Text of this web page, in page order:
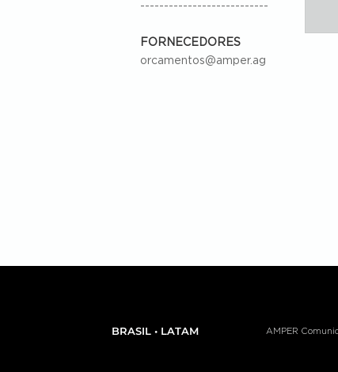
---------------------------
FORNECEDORES
orcamentos@amper.ag
BRASIL • LATAM AMPER